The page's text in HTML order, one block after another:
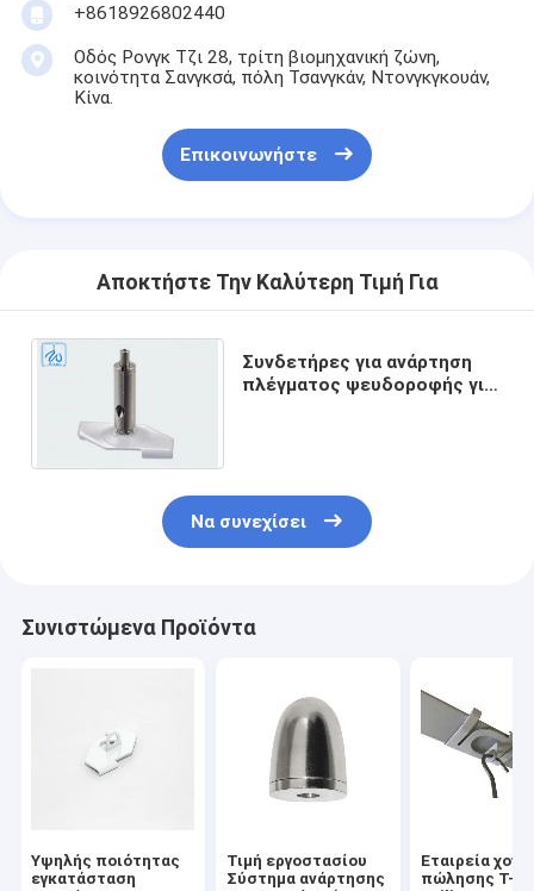
+8618926802440
Οδός Ρονγκ Τζι 28, τρίτη βιομηχανική ζώνη,
κοινότητα Σανγκσά, πόλη Τσανγκάν, Ντονγκγκουάν,
Κίνα.
Επικοινωνήστε
Αποκτήστε Την Καλύτερη Τιμή Για
Συνδετήρες για ανάρτηση
πλέγματος ψευδοροφής για
Να συνεχίσει
Συνιστώμενα Προϊόντα
Υψηλής ποιότητας
εγκατάσταση
Τιμή εργοστασίου
Σύστημα ανάρτησης
Εταιρεία
πώλησης T-